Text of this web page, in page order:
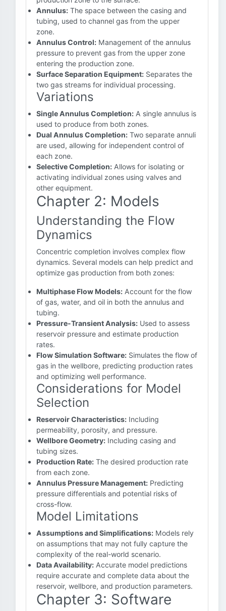
Annulus: The space between the casing and
tubing, used to channel gas from the upper
zone.
Annulus Control: Management of the annulus
pressure to prevent gas from the upper zone
entering the production zone.
Surface Separation Equipment: Separates the
two gas streams for individual processing.
Variations
Single Annulus Completion: A single annulus is
used to produce from both zones.
Dual Annulus Completion: Two separate annuli
are used, allowing for independent control of
each zone.
Selective Completion: Allows for isolating or
activating individual zones using valves and
other equipment.
Chapter 2: Models
Understanding the Flow
Dynamics
Concentric completion involves complex flow
dynamics. Several models can help predict and
optimize gas production from both zones:
Multiphase Flow Models: Account for the flow
of gas, water, and oil in both the annulus and
tubing.
Pressure-Transient Analysis: Used to assess
reservoir pressure and estimate production
rates.
Flow Simulation Software: Simulates the flow of
gas in the wellbore, predicting production rates
and optimizing well performance.
Considerations for Model
Selection
Reservoir Characteristics: Including
permeability, porosity, and pressure.
Wellbore Geometry: Including casing and
tubing sizes.
Production Rate: The desired production rate
from each zone.
Annulus Pressure Management: Predicting
pressure differentials and potential risks of
cross-flow.
Model Limitations
Assumptions and Simplifications: Models rely
on assumptions that may not fully capture the
complexity of the real-world scenario.
Data Availability: Accurate model predictions
require accurate and complete data about the
reservoir, wellbore, and production parameters.
Chapter 3: Software